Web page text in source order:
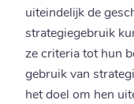
uiteindelijk de
strategiegebruik
ze criteria tot hun
gebruik van
het doel om hen